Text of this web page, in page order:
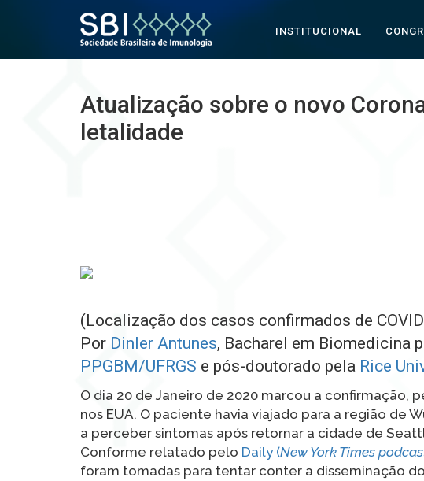
INSTITUCIONAL
Atualização sobre o novo
letalidade
(Localização dos casos confirmados de
Por Dinler Antunes, Bacharel em Biomedicina
PPGBM/UFRGS e pós-doutorado pela Rice
O dia 20 de Janeiro de 2020 marcou a confirmação,
nos EUA. O paciente havia viajado para a região de
a perceber sintomas após retornar a cidade de
Conforme relatado pelo Daily (New York Times
foram tomadas para tentar conter a disseminação